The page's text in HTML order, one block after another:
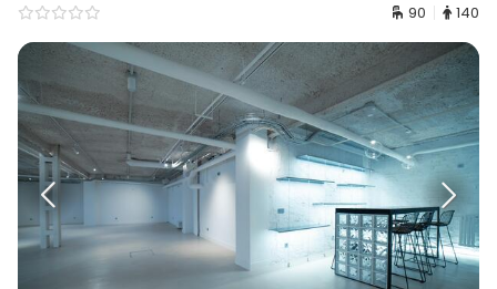
90 140